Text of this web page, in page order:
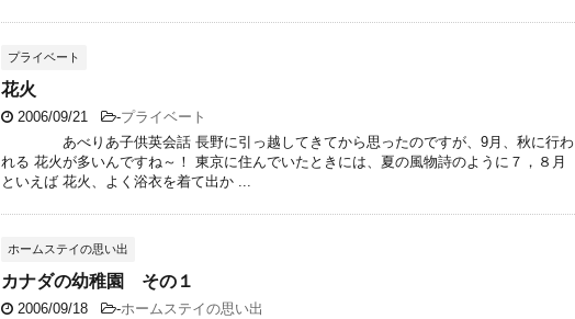
プライベート
花火
2006/09/21 -プライベート
あべりあ子供英会話 長野に引っ越してきてから思ったのですが、9月、秋に行わ
れる 花火が多いんですね～！ 東京に住んでいたときには、夏の風物詩のように７，８月
といえば 花火、よく浴衣を着て出か ...
ホームステイの思い出
カナダの幼稚園 その１
2006/09/18 -ホームステイの思い出